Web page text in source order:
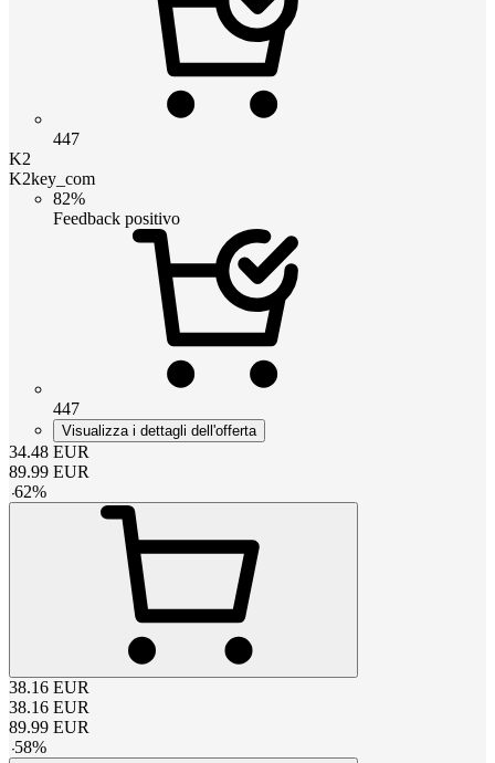
447
K2
K2key_com
82%
Feedback positivo
447
Visualizza i dettagli dell'offerta
34.48 EUR
89.99 EUR
-62%
38.16 EUR
38.16 EUR
89.99 EUR
-58%